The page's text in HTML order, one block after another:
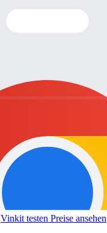
Vinkit testen Preise ansehen